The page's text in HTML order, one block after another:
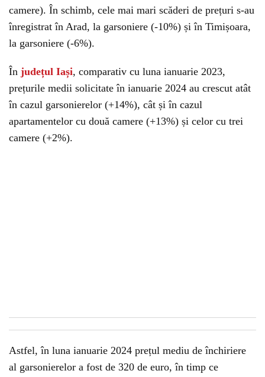
camere). În schimb, cele mai mari scăderi de prețuri s-au
înregistrat în Arad, la garsoniere (-10%) și în Timișoara,
la garsoniere (-6%).
În județul Iași, comparativ cu luna ianuarie 2023,
prețurile medii solicitate în ianuarie 2024 au crescut atât
în cazul garsonierelor (+14%), cât și în cazul
apartamentelor cu două camere (+13%) și celor cu trei
camere (+2%).
Astfel, în luna ianuarie 2024 prețul mediu de închiriere
al garsonierelor a fost de 320 de euro, în timp ce